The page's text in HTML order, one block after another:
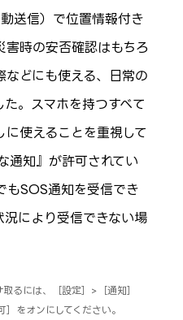
送信）で位置情報付き
害時の安否確認はもちろ
などにも使える、日常の
。スマホを持つすべて
使えることを重視して
通知』が許可されてい
もSOS通知を受信でき
況により受信できない場
るには、［設定］>［通知］
をオンにしてください。